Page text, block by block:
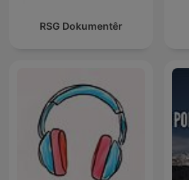
RSG Dokumentêr